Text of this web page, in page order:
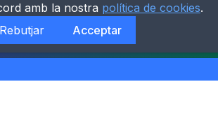
amb la nostra política de cookies.
Rebutjar
Acceptar